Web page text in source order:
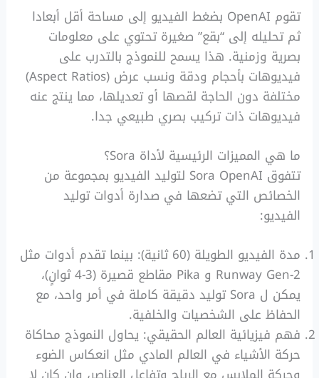
تقوم OpenAI بضغط الفيديو إلى مساحة أقل أبعادا
ثم تحليله إلى “بقع” صغيرة تحتوي على معلومات
بصرية وزمنية. هذا يسمح للنموذج بالتدرب على
فيديوهات بأحجام ودقة ونسب عرض (Aspect Ratios)
مختلفة دون الحاجة لقصها أو تعديلها، مما ينتج عنه
فيديوهات ذات تركيب بصري طبيعي جدا.
ما هي المميزات الرئيسية لأداة Sora؟
تتفوق Sora OpenAI لتوليد الفيديو بمجموعة من
الخصائص التي تضعها في صدارة أدوات توليد
الفيديو:
مدة الفيديو الطويلة (60 ثانية): بينما تقدم أدوات مثل
Runway Gen-2 و Pika مقاطع قصيرة (3-4 ثوانٍ)،
يمكن ل Sora توليد دقيقة كاملة في أمر واحد، مع
الحفاظ على الشخصيات والخلفية.
فهم فيزيائية العالم الحقيقي: يحاول النموذج محاكاة
حركة الأشياء في العالم المادي مثل انعكاس الضوء